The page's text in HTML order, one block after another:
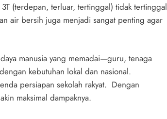
(terdepan, terluar, tertinggal) tidak tertinggal
air bersih juga menjadi sangat penting agar
manusia yang memadai—guru, tenaga
kebutuhan lokal dan nasional.
persiapan sekolah rakyat. Dengan
maksimal dampaknya.